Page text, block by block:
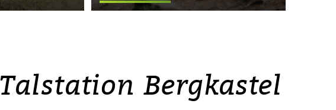
Bergkastel